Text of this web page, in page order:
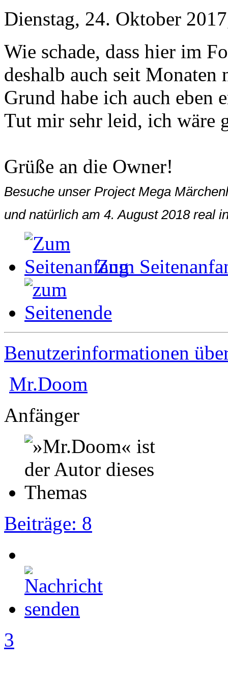
Dienstag, 24. Oktober
Wie schade, dass hier im
deshalb auch seit
Grund habe ich auch eben
Tut mir sehr leid, ich wäre
Grüße an die Owner!
Besuche unser Project Mega
und natürlich am 4. August 2018 real
Zum
Benutzerinformationen
Mr.Doom
Anfänger
Beiträge: 8
3